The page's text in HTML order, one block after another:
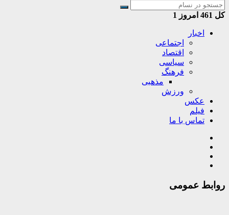
کل امروز 1
اخبار
اجتماعی
اقتصاد
سیاسی
فرهنگ
مذهبی
ورزش
عکس
فیلم
تماس با ما
روابط عمومی